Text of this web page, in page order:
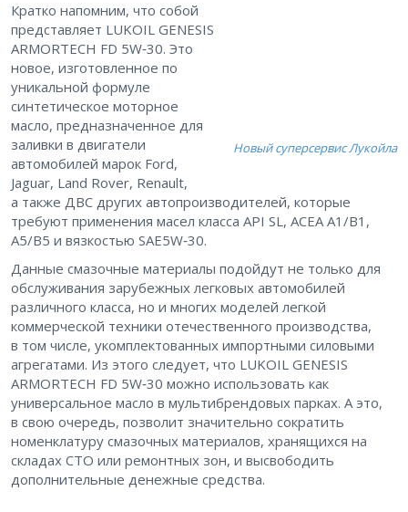
Новый суперсервис Лукойла
Кратко напомним, что собой
представляет LUKOIL GENESIS
ARMORTECH FD 5W‑30. Это
новое, изготовленное по
уникальной формуле
синтетическое моторное
масло, предназначенное для
заливки в двигатели
автомобилей марок Ford,
Jaguar, Land Rover, Renault,
а также ДВС других автопроизводителей, которые
требуют применения масел класса API SL, ACEA A1/B1,
A5/B5 и вязкостью SAE5W‑30.
Данные смазочные материалы подойдут не только для
обслуживания зарубежных легковых автомобилей
различного класса, но и многих моделей легкой
коммерческой техники отечественного производства,
в том числе, укомплектованных импортными силовыми
агрегатами. Из этого следует, что LUKOIL GENESIS
ARMORTECH FD 5W‑30 можно использовать как
универсальное масло в мультибрендовых парках. А это,
в свою очередь, позволит значительно сократить
номенклатуру смазочных материалов, хранящихся на
складах СТО или ремонтных зон, и высвободить
дополнительные денежные средства.